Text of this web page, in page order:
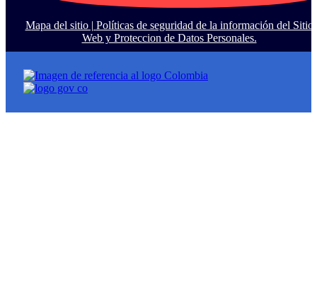
Mapa del sitio | Políticas de seguridad de la información del Sitio
Web y Proteccion de Datos Personales.